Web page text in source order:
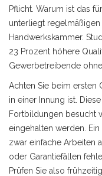
Pflicht. Warum ist das
unterliegt
Handwerkskammer.
23 Prozent höhere
Gewerbetreibende
Achten Sie beim ersten
in einer Innung ist.
Fortbildungen besucht
eingehalten werden.
zwar einfache Arbeiten
oder Garantiefällen
Prüfen Sie also